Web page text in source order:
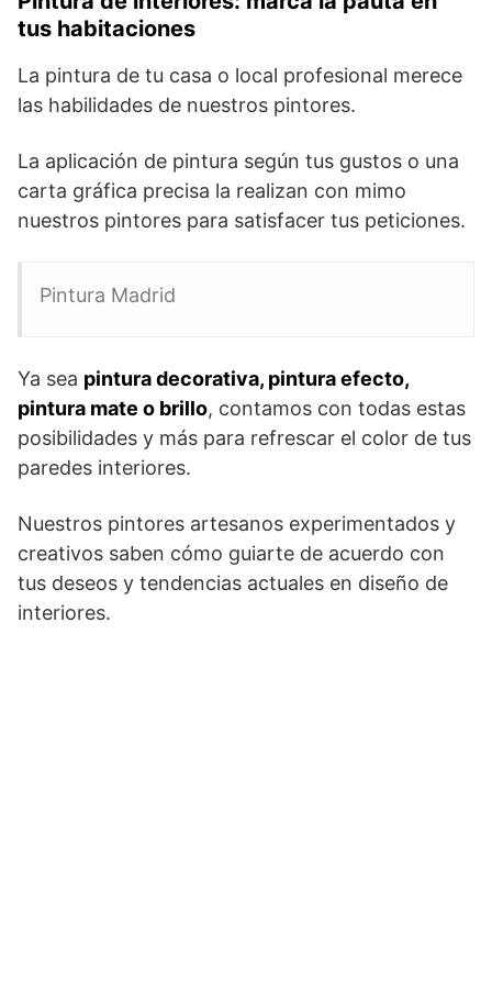
tus habitaciones
La pintura de tu casa o local profesional merece
las habilidades de nuestros pintores.
La aplicación de pintura según tus gustos o una
carta gráfica precisa la realizan con mimo
nuestros pintores para satisfacer tus peticiones.
Pintura Madrid
Ya sea pintura decorativa, pintura efecto,
pintura mate o brillo, contamos con todas estas
posibilidades y más para refrescar el color de tus
paredes interiores.
Nuestros pintores artesanos experimentados y
creativos saben cómo guiarte de acuerdo con
tus deseos y tendencias actuales en diseño de
interiores.